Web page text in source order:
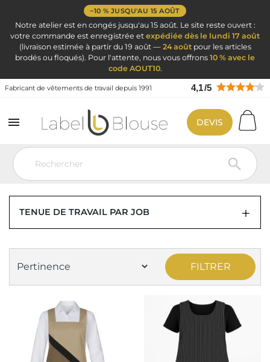
−10 % JUSQU'AU 15 AOÛT
Notre atelier est en congés jusqu'au 15 août. Le site reste ouvert :
votre commande est enregistrée et expédiée dès le lundi 17 août
(livraison estimée à partir du 19 août — 24 aoûtpour les articles
brodés ou floqués). Pour l'attente, nous vous offrons 10 % avec le
code AOUT10.
Fabricant de vêtements de travail depuis 1991 4,1/5


DEVIS
Vêtement de travail
Tenue de travail professionnelle par métier
VETEMENT DE BOULANGER ET MÉTIER
DE BOUCHE
TENUE DE TRAVAIL PAR JOB
FILTRER